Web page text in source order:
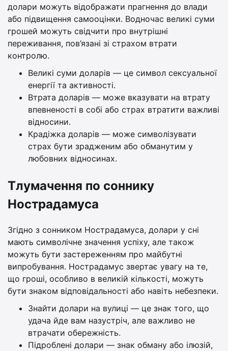
долари можуть відображати прагнення до влади
або підвищення самооцінки. Водночас великі суми
грошей можуть свідчити про внутрішні
переживання, пов’язані зі страхом втрати
контролю.
Великі суми доларів — це символ сексуальної
енергії та активності.
Втрата доларів — може вказувати на втрату
впевненості в собі або страх втратити важливі
відносини.
Крадіжка доларів — може символізувати
страх бути зрадженим або обманутим у
любовних відносинах.
Тлумачення по соннику
Нострадамуса
Згідно з сонником Нострадамуса, долари у сні
мають символічне значення успіху, але також
можуть бути застереженням про майбутні
випробування. Нострадамус звертає увагу на те,
що гроші, особливо в великій кількості, можуть
бути знаком відповідальності або навіть небезпеки.
Знайти долари на вулиці — це знак того, що
удача йде вам назустріч, але важливо не
втрачати обережність.
Підроблені долари — знак обману або ілюзій,